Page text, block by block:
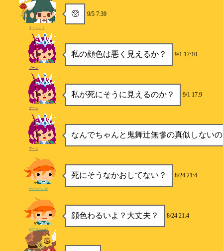
🥺 9/5 7:39
まーしょう
私の顔色は悪く見えるか？ 9/1 17:10
ブーン
私が死にそうに見えるのか？ 9/1 17:9
ブーン
なんでちゃんと鬼舞辻無惨の真似しない
ブーン
死にそうなかおしてない？ 8/24 21:4
全方位たいが
顔色わるいよ？大丈夫？ 8/24 21:4
全方位たいが